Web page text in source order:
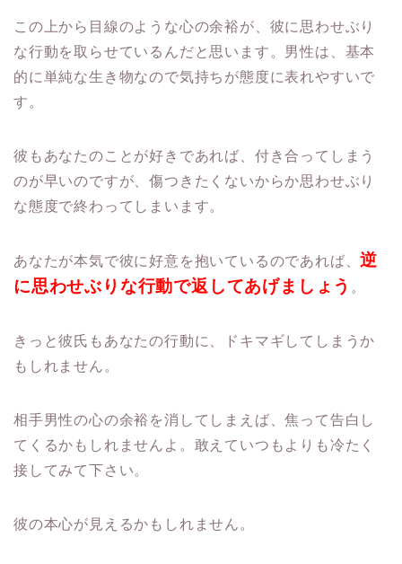
この上から目線のような心の余裕が、 彼に思わせぶり
な行動を取らせているんだと思います。男性は、 基本
的に単純な生き物なので気持ちが態度に表れやすいで
す。
彼もあなたのことが好きであれば、 付き合ってしまう
のが早いのですが、傷つきたくないからか思わせぶり
な態度で終わってしまいます。
あなたが本気で彼に好意を抱いているのであれば、逆
に思わせぶりな行動で返してあげましょう 。
きっと彼氏もあなたの行動に、
ドキマギしてしまうか
もしれません。
相手男性の心の余裕を消してしまえば、焦って告白し
てくるかもしれませんよ。敢えていつもよりも冷たく
接してみて下さい。
彼の本心が見えるかもしれません。